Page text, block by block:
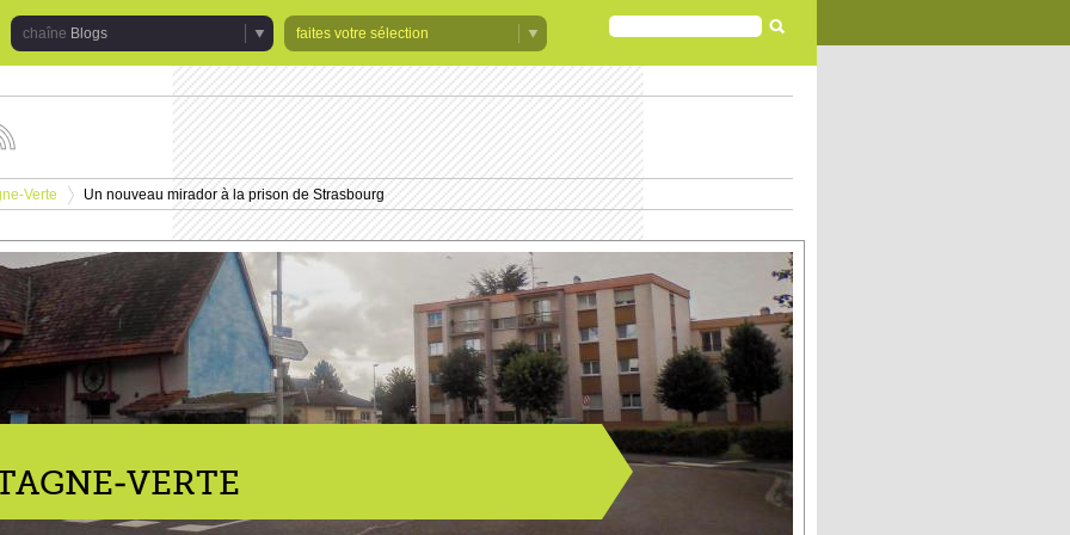
Blogs
faites votre sélection
FORMULAIRE
DE
RECHERCHE
Verte
>
Un nouveau mirador à la prison de Strasbourg
VERTE